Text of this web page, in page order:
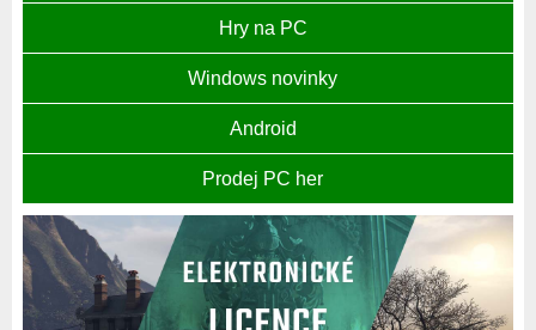
Hry na PC
Windows novinky
Android
Prodej PC her